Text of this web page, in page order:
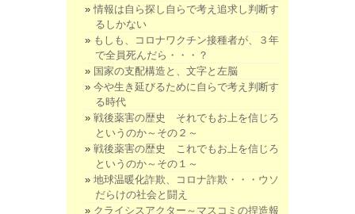
情報は自ら探し自らで考え追求し判断す
るしかない
もしも、コロナワクチン接種者が、３年
で全員死んだら・・・？
国家の支配構造と、文字と左脳
今や生き延びるために自らで考え判断す
る時代
戦後薬害の歴史 それでもお上を信じろ
というのか～その２～
戦後薬害の歴史 これでもお上を信じろ
というのか～その１～
地球温暖化詐欺、コロナ詐欺・・・ウソ
だらけの社会と闘え
クライシスアクター～マスコミの捏造報